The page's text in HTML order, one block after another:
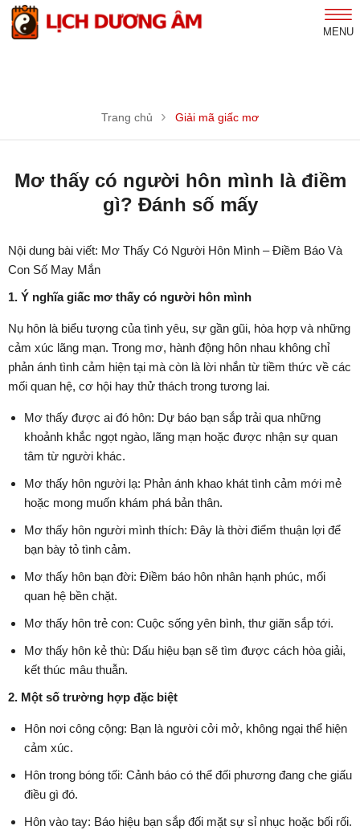
MENU
Trang chủ Giải mã giấc mơ
Mơ thấy có người hôn mình là điềm
gì? Đánh số mấy
Nội dung bài viết: Mơ Thấy Có Người Hôn Mình – Điềm Báo Và
Con Số May Mắn
1. Ý nghĩa giấc mơ thấy có người hôn mình
Nụ hôn là biểu tượng của tình yêu, sự gần gũi, hòa hợp và những
cảm xúc lãng mạn. Trong mơ, hành động hôn nhau không chỉ
phản ánh tình cảm hiện tại mà còn là lời nhắn từ tiềm thức về các
mối quan hệ, cơ hội hay thử thách trong tương lai.
Mơ thấy được ai đó hôn: Dự báo bạn sắp trải qua những
khoảnh khắc ngọt ngào, lãng mạn hoặc được nhận sự quan
tâm từ người khác.
Mơ thấy hôn người lạ: Phản ánh khao khát tình cảm mới mẻ
hoặc mong muốn khám phá bản thân.
Mơ thấy hôn người mình thích: Đây là thời điểm thuận lợi để
bạn bày tỏ tình cảm.
Mơ thấy hôn bạn đời: Điềm báo hôn nhân hạnh phúc, mối
quan hệ bền chặt.
Mơ thấy hôn trẻ con: Cuộc sống yên bình, thư giãn sắp tới.
Mơ thấy hôn kẻ thù: Dấu hiệu bạn sẽ tìm được cách hòa giải,
kết thúc mâu thuẫn.
2. Một số trường hợp đặc biệt
Hôn nơi công cộng: Bạn là người cởi mở, không ngại thể hiện
cảm xúc.
Hôn trong bóng tối: Cảnh báo có thể đối phương đang che giấu
điều gì đó.
Hôn vào tay: Báo hiệu bạn sắp đối mặt sự sỉ nhục hoặc bối rối.